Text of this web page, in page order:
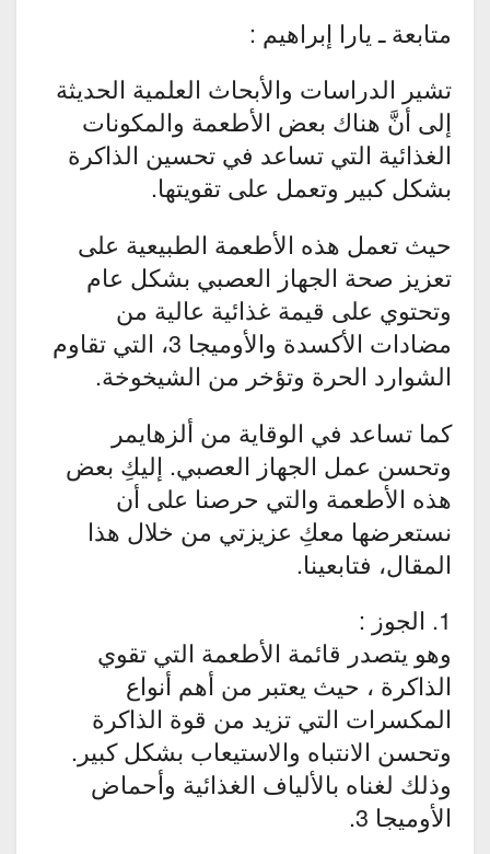
متابعة ـ يارا إبراهيم :
تشير الدراسات والأبحاث العلمية الحديثة
إلى أنَّ هناك بعض الأطعمة والمكونات
الغذائية التي تساعد في تحسين الذاكرة
بشكل كبير وتعمل على تقويتها.
حيث تعمل هذه الأطعمة الطبيعية على
تعزيز صحة الجهاز العصبي بشكل عام
وتحتوي على قيمة غذائية عالية من
مضادات الأكسدة والأوميجا 3، التي تقاوم
الشوارد الحرة وتؤخر من الشيخوخة.
كما تساعد في الوقاية من ألزهايمر
وتحسن عمل الجهاز العصبي. إليكِ بعض
هذه الأطعمة والتي حرصنا على أن
نستعرضها معكِ عزيزتي من خلال هذا
المقال، فتابعينا.
1. الجوز :
وهو يتصدر قائمة الأطعمة التي تقوي
الذاكرة ، حيث يعتبر من أهم أنواع
المكسرات التي تزيد من قوة الذاكرة
وتحسن الانتباه والاستيعاب بشكل كبير.
وذلك لغناه بالألياف الغذائية وأحماض
الأوميجا 3.